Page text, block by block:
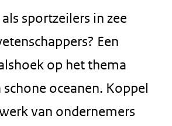
sportzeilers in zee
Een
op het thema
schone oceanen. Koppel
van ondernemers